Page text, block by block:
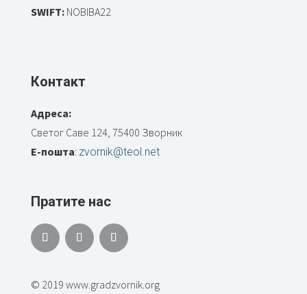
SWIFT:NOBIBA22
Контакт
Адреса:
Светог Саве 124, 75400 Зворник
Е-пошта: zvornik@teol.net
Пратите нас
© 2019 www.gradzvornik.org